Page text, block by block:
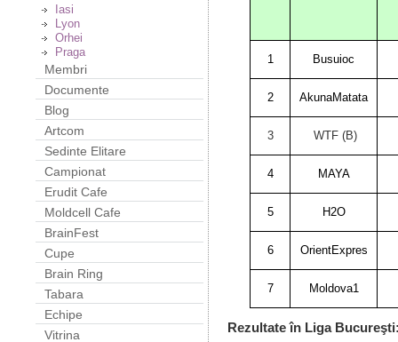
Iasi
Lyon
Orhei
Praga
Membri
Documente
Blog
Artcom
Sedinte Elitare
Campionat
Erudit Cafe
Moldcell Cafe
BrainFest
Cupe
Brain Ring
Tabara
Echipe
Vitrina
1 Busuioc
2 AkunaMatata
3 WTF (B)
4 MAYA
5 H2O
6 OrientExpres
7 Moldova1
Rezultate în Liga